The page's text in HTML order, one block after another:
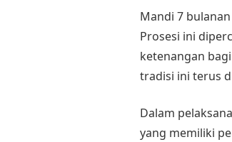
Mandi 7
Prosesi ini
ketenangan
tradisi ini terus
Dalam
yang memiliki